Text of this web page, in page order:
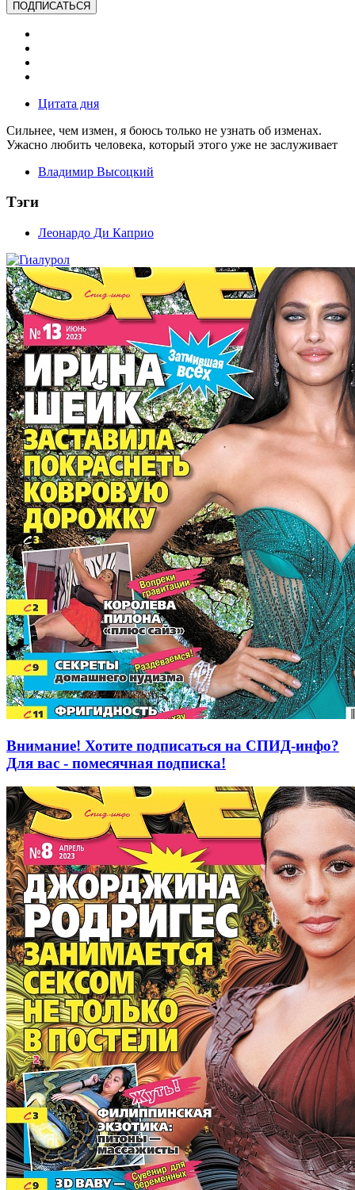
ПОДПИСАТЬСЯ
Цитата дня
Сильнее, чем измен, я боюсь только не узнать об изменах.
Ужасно любить человека, который этого уже не заслуживает
Владимир Высоцкий
Тэги
Леонардо Ди Каприо
Внимание! Хотите подписаться на СПИД-инфо?
Для вас - помесячная подписка!